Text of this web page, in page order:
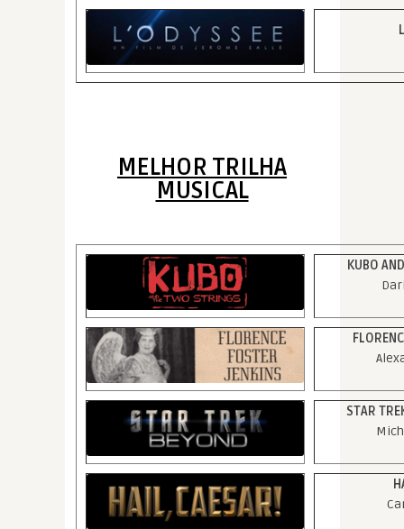
MELHOR TRILHA
MUSICAL
KUBO
STAR